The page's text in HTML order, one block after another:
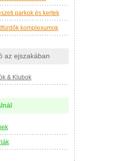
parkok és kertek
komplexumok
az ejszakában
& Klubok